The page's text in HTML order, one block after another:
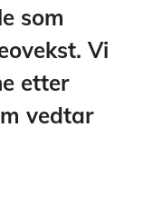
som
Vi
etter
vedtar